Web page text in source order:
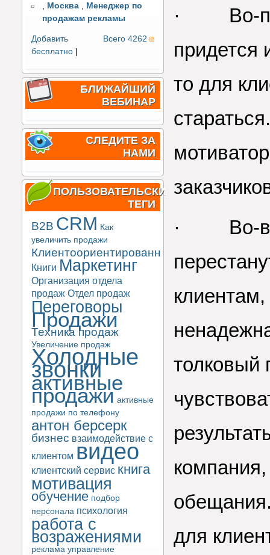
, Москва , Менеджер по
продажам рекламы
Всего 4262
Добавить
бесплатно
БЛИЖАЙШИЙ
ВЕБИНАР
СЛЕДИТЕ ЗА
НАМИ
ПОЛЬЗОВАТЕЛЬСКИЕ
ТЕГИ
B2B CRM Как
увеличить продажи
Клиентоориентированность
Книги Маркетинг
Организация отдела
продаж Отдел продаж
Переговоры
Продажи
Техника продаж
Увеличение продаж
Холодные
звонки
активные
продажи активные
продажи по телефону
антон берсерк
бизнес взаимодействие с
клиентом видео
клиентский сервис книга
мотивация
обучение подбор
персонала психология
работа с
возражениями
реклама управление
· Во-
придется
то для
· Во-
толковый
для